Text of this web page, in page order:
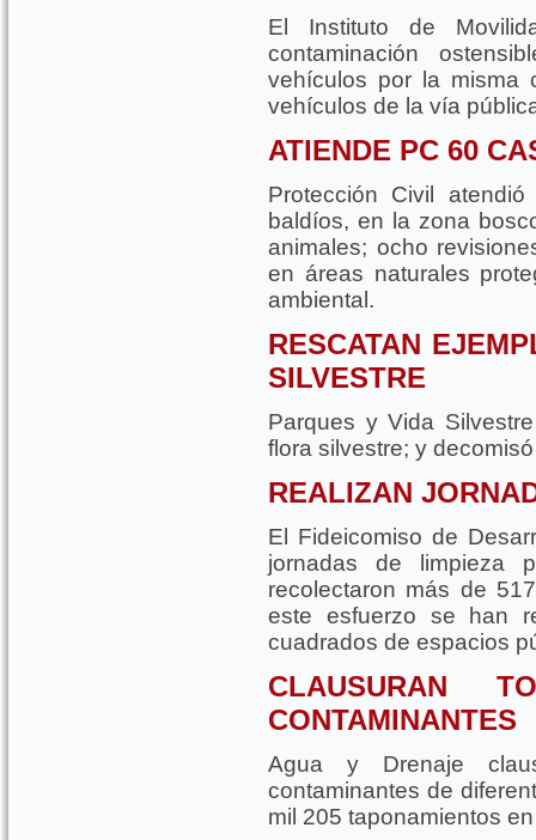
El Instituto de
contaminación
vehículos por la misma
vehículos de la vía
ATIENDE PC 60
Protección Civil
baldíos, en la zona
animales; ocho
en áreas naturales
ambiental.
RESCATAN
SILVESTRE
Parques y Vida
flora silvestre; y
REALIZAN
El Fideicomiso de
jornadas de limpieza
recolectaron más de
este esfuerzo se han
cuadrados de espacios
CLAUSURAN
CONTAMINANTES
Agua y Drenaje
contaminantes de
mil 205 taponamientos